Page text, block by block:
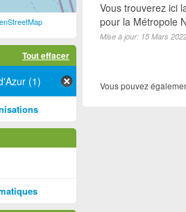
Vous trouverez ici
pour la Métropole
Mise à jour: 15 Mars
Vous pouvez
Tout effacer
(1)